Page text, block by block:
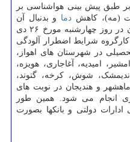
طبق پیش بینی هواشناسی بر
(مه)، کاهش دما و بدنبال آن
تجمع آلاینده های جوی و استمرار آن در روز چهارشنبه مورخ ۲۶ دی
شرایط اضطرار آلودگی
در شهرستان های اهواز،
امیدیه، آغاجاری، هویزه،
شوش، کرخه، گتوند،
ماهشهر و هندیجان در نوبت های
انجام می شود. همین طور
دولتی و بانکها بصورت